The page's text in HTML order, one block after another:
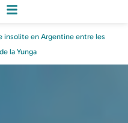
insolite en Argentine entre les
la Yunga